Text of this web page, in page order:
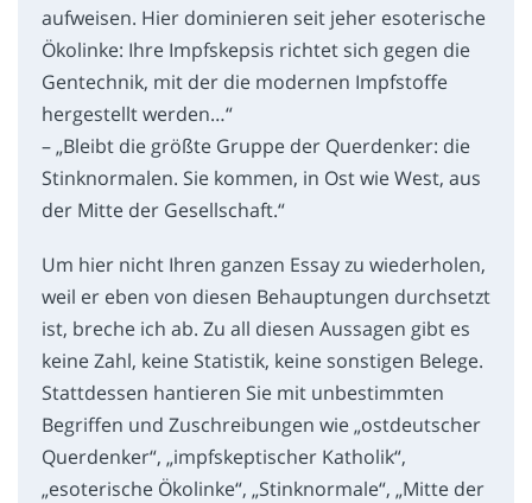
aufweisen. Hier dominieren seit jeher esoterische
Ökolinke: Ihre Impfskepsis richtet sich gegen die
Gentechnik, mit der die modernen Impfstoffe
hergestellt werden…“
– „Bleibt die größte Gruppe der Querdenker: die
Stinknormalen. Sie kommen, in Ost wie West, aus
der Mitte der Gesellschaft.“
Um hier nicht Ihren ganzen Essay zu wiederholen,
weil er eben von diesen Behauptungen durchsetzt
ist, breche ich ab. Zu all diesen Aussagen gibt es
keine Zahl, keine Statistik, keine sonstigen Belege.
Stattdessen hantieren Sie mit unbestimmten
Begriffen und Zuschreibungen wie „ostdeutscher
Querdenker“, „impfskeptischer Katholik“,
„esoterische Ökolinke“, „Stinknormale“, „Mitte der